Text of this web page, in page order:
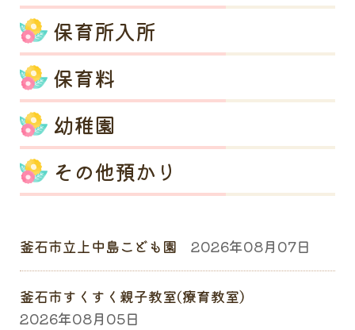
保育所入所
保育料
幼稚園
その他預かり
釜石市立上中島こども園 2026年08月07日
釜石市すくすく親子教室(療育教室）
2026年08月05日